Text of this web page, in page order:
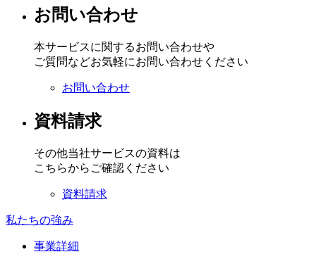
お問い合わせ
本サービスに関するお問い合わせや
ご質問などお気軽にお問い合わせください
お問い合わせ
資料請求
その他当社サービスの資料は
こちらからご確認ください
資料請求
私たちの強み
事業詳細